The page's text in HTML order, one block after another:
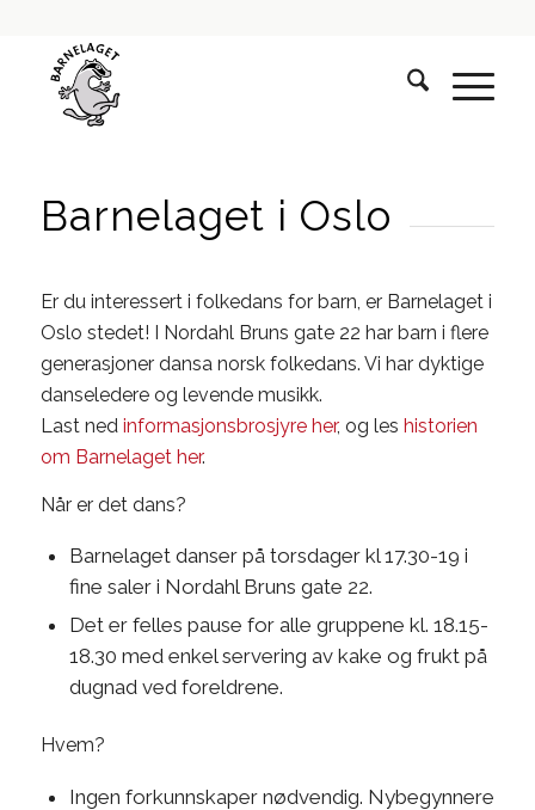
Barnelaget i Oslo
Er du interessert i folkedans for barn, er Barnelaget i
Oslo stedet! I Nordahl Bruns gate 22 har barn i flere
generasjoner dansa norsk folkedans. Vi har dyktige
danseledere og levende musikk.
Last ned informasjonsbrosjyre her, og les historien
om Barnelaget her.
Når er det dans?
Barnelaget danser på torsdager kl 17.30-19 i
fine saler i Nordahl Bruns gate 22.
Det er felles pause for alle gruppene kl. 18.15-
18.30 med enkel servering av kake og frukt på
dugnad ved foreldrene.
Hvem?
Ingen forkunnskaper nødvendig. Nybegynnere